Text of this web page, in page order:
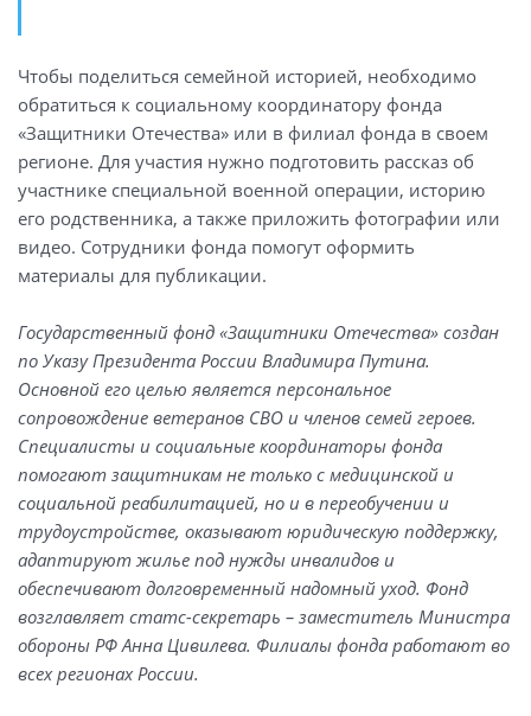
Чтобы поделиться семейной историей, необходимо
обратиться к социальному координатору фонда
«Защитники Отечества» или в филиал фонда в своем
регионе. Для участия нужно подготовить рассказ об
участнике специальной военной операции, историю
его родственника, а также приложить фотографии или
видео. Сотрудники фонда помогут оформить
материалы для публикации.
Государственный фонд «Защитники Отечества» создан
по Указу Президента России Владимира Путина.
Основной его целью является персональное
сопровождение ветеранов СВО и членов семей героев.
Специалисты и социальные координаторы фонда
помогают защитникам не только с медицинской и
социальной реабилитацией, но и в переобучении и
трудоустройстве, оказывают юридическую поддержку,
адаптируют жилье под нужды инвалидов и
обеспечивают долговременный надомный уход. Фонд
возглавляет статс-секретарь – заместитель Министра
обороны РФ Анна Цивилева. Филиалы фонда работают во
всех регионах России.